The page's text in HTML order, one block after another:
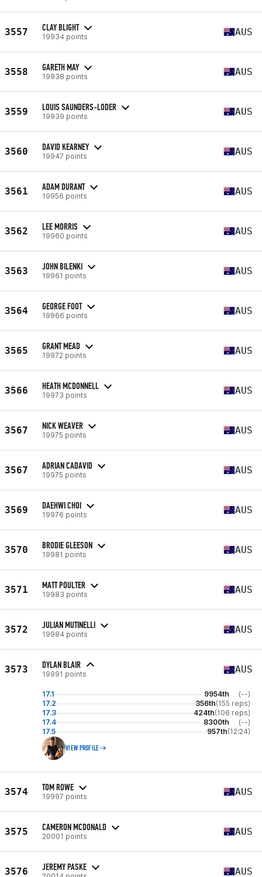
3557 CLAY BLIGHT
19934 points AUS
3558 GARETH MAY
19938 points AUS
3559 LOUIS SAUNDERS-LODER
19939 points AUS
3560 DAVID KEARNEY
19947 points AUS
3561 ADAM DURANT
19956 points AUS
3562 LEE MORRIS
19960 points AUS
3563 JOHN BILENKI
19961 points AUS
3564 GEORGE FOOT
19966 points AUS
3565 GRANT MEAD
19972 points AUS
3566 HEATH MCDONNELL
19973 points AUS
3567 NICK WEAVER
19975 points AUS
3567 ADRIAN CADAVID
19975 points AUS
3569 DAEHWI CHOI
19976 points AUS
3570 BRODIE GLEESON
19981 points AUS
3571 MATT POULTER
19983 points AUS
3572 JULIAN MUTINELLI
19984 points AUS
3573 DYLAN BLAIR
19991 points AUS
17.1 9954th
(--)
17.2
356th(155 reps)
17.3
424th(106 reps)
17.4
8300th
(--)
17.5
957th(12:24)
VIEW PROFILE
3574 TOM ROWE
19997 points AUS
3575 CAMERON MCDONALD
20001 points AUS
3576 JEREMY PASKE AUS